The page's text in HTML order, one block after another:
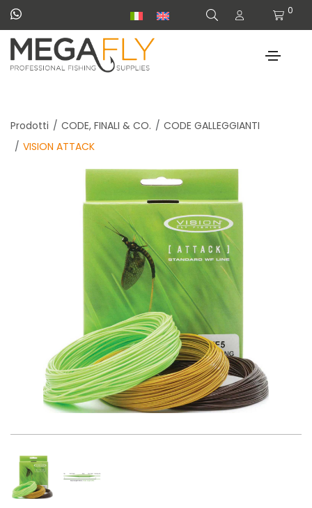
0
Prodotti CODE, FINALI & CO.
CODE GALLEGGIANTI
VISION ATTACK